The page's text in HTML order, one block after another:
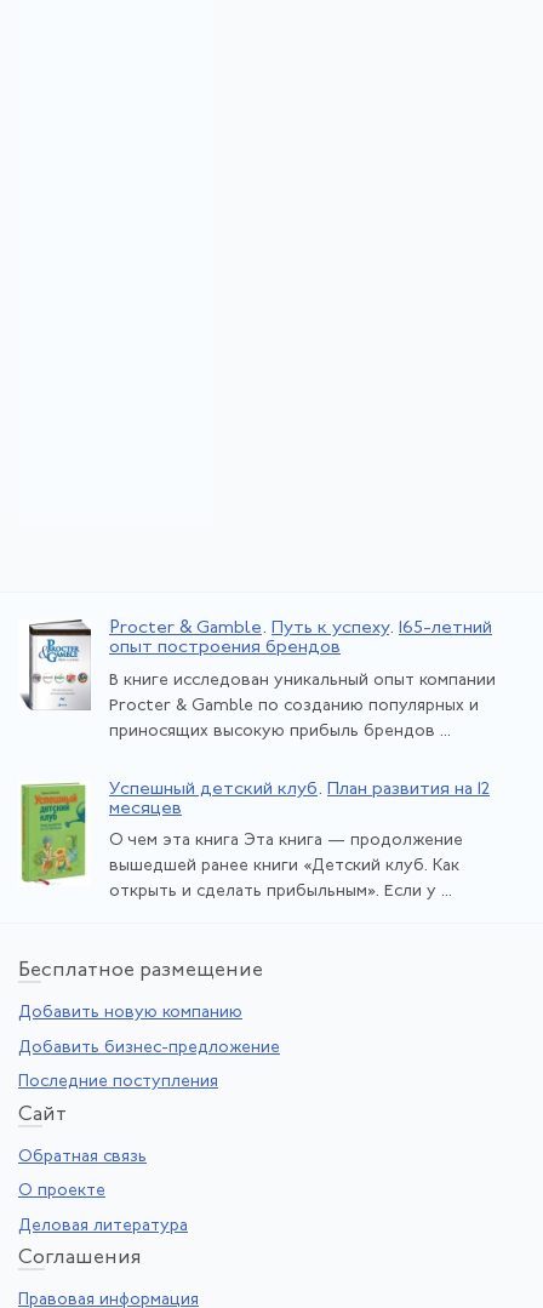
Procter & Gamble. Путь к успеху. 165-летний
опыт построения брендов
В книге исследован уникальный опыт компании
Procter & Gamble по созданию популярных и
приносящих высокую прибыль брендов ...
Успешный детский клуб. План развития на 12
месяцев
О чем эта книга Эта книга — продолжение
вышедшей ранее книги «Детский клуб. Как
открыть и сделать прибыльным». Если у ...
Бесплатное размещение
Добавить новую компанию
Добавить бизнес-предложение
Последние поступления
Сайт
Обратная связь
О проекте
Деловая литература
Соглашения
Правовая информация